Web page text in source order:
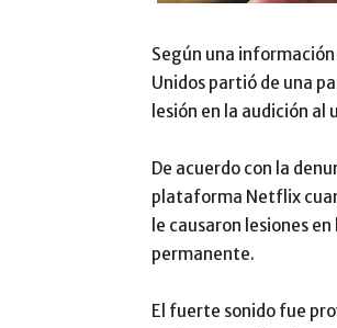
Según una
Unidos partió de una
lesión en la audición al
De acuerdo con la
plataforma Netflix
le causaron lesiones
permanente.
El fuerte sonido fue